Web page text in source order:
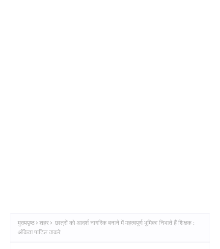
मुख्यपृष्ठ शहर
छात्रों को आदर्श नागरिक बनाने में महत्वपूर्ण भूमिका निभाते हैं शिक्षक :
अंकिता पाटिल ठाकरे